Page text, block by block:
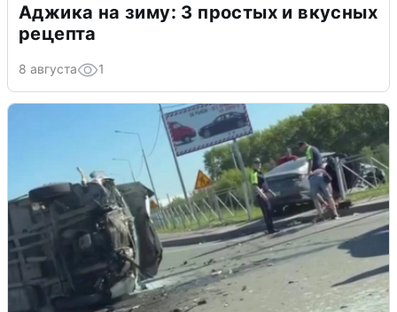
Аджика на зиму: 3 простых и вкусных
рецепта
8 августа 1